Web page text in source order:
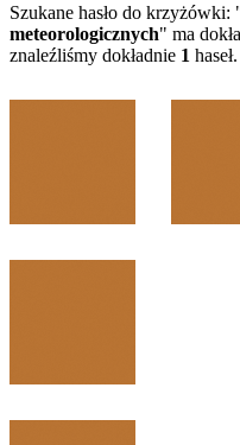
Szukane hasło do krzyżówki:
meteorologicznych" ma
znaleźliśmy dokładnie 1 haseł.